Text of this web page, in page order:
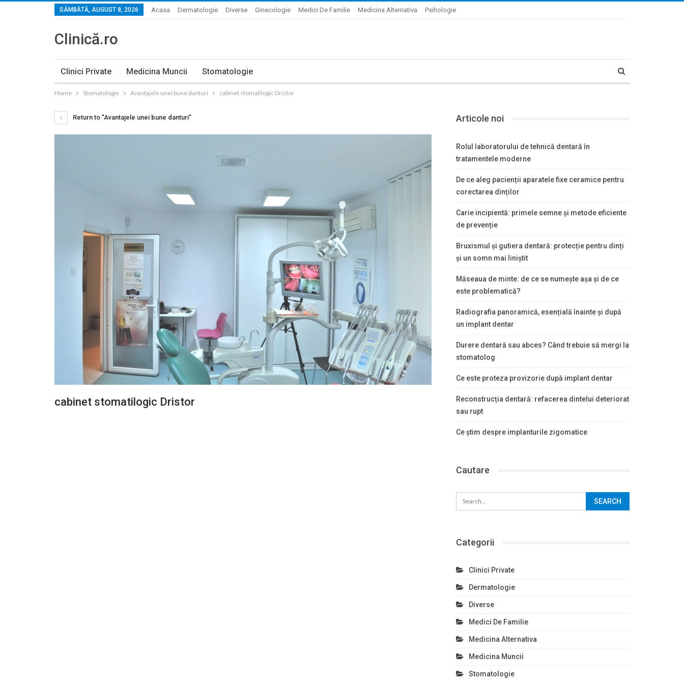
SÂMBĂTĂ, AUGUST 8, 2026 Acasa Dermatologie Diverse Ginecologie Medici De Familie Medicina Alternativa Psihologie
Clinică.ro
Clinici Private Medicina Muncii Stomatologie
Home Stomatologie Avantajele unei bune danturi cabinet stomatilogic Dristor
Return to "Avantajele unei bune danturi"
cabinet stomatilogic Dristor
Articole noi
Rolul laboratorului de tehnică dentară în
tratamentele moderne
De ce aleg pacienții aparatele fixe ceramice pentru
corectarea dinților
Carie incipientă: primele semne și metode eficiente
de prevenție
Bruxismul și gutiera dentară: protecție pentru dinți
și un somn mai liniștit
Măseaua de minte: de ce se numește așa și de ce
este problematică?
Radiografia panoramică, esențială înainte și după
un implant dentar
Durere dentară sau abces? Când trebuie să mergi la
stomatolog
Ce este proteza provizorie după implant dentar
Reconstrucția dentară: refacerea dintelui deteriorat
sau rupt
Ce știm despre implanturile zigomatice
Cautare
Categorii
Clinici Private
Dermatologie
Diverse
Medici De Familie
Medicina Alternativa
Medicina Muncii
Stomatologie